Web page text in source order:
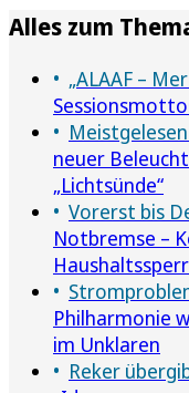
Alles zum
„ALAAF –
neuer
„Lichtsünde“
Vorerst bis
Notbremse –
Philharmonie
im Unklaren
Reker